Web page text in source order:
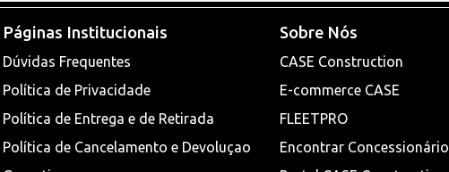
Páginas Institucionais
Dúvidas Frequentes
Política de Privacidade
Política de Entrega e de Retirada
Política de Cancelamento e Devoluçao
Sobre Nós
CASE Construction
E-commerce CASE
FLEETPRO
Encontrar Concessionário